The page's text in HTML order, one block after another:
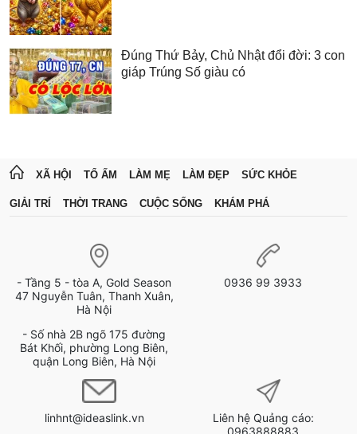
Đúng Thứ Bảy, Chủ Nhật đổi đời: 3 con
giáp Trúng Số giàu có
XÃ HỘI TỔ ẤM LÀM MẸ LÀM ĐẸP SỨC KHỎE
GIẢI TRÍ THỜI TRANG CUỘC SỐNG KHÁM PHÁ
- Tầng 5 - tòa A, Gold Season
47 Nguyễn Tuân, Thanh Xuân,
Hà Nội
- Số nhà 2B ngõ 175 đường
Bát Khối, phường Long Biên,
quận Long Biên, Hà Nội
0936 99 3933
linhnt@ideaslink.vn
Liên hệ Quảng cáo: